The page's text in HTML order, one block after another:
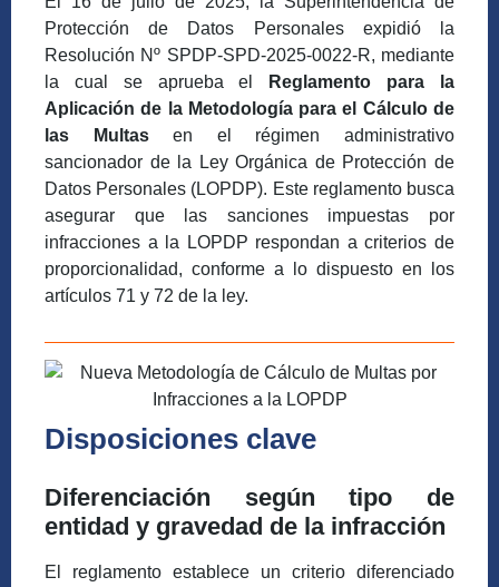
Protección de Datos Personales expidió la
Resolución Nº SPDP-SPD-2025-0022-R, mediante
la cual se aprueba el
Reglamento para la
Aplicación de la Metodología para el Cálculo de
las Multasen el régimen administrativo
sancionador de la Ley Orgánica de Protección de
Datos Personales (LOPDP). Este reglamento busca
asegurar que las sanciones impuestas por
infracciones a la LOPDP respondan a criterios de
proporcionalidad, conforme a lo dispuesto en los
artículos 71 y 72 de la ley.
Disposiciones clave
Diferenciación según tipo de
entidad y gravedad de la infracción
El reglamento establece un criterio diferenciado